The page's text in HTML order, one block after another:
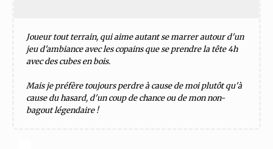
Joueur tout terrain, qui aime autant se marrer autour d'un
jeu d'ambiance avec les copains que se prendre la tête 4h
avec des cubes en bois.
Mais je préfère toujours perdre à cause de moi plutôt qu'à
cause du hasard, d'un coup de chance ou de mon non-
bagout légendaire !